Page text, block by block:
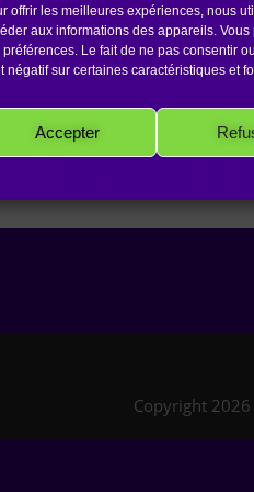
offrir les meilleures expériences, nous
aux informations des appareils.
préférences. Le fait de ne pas consentir
négatif sur certaines caractéristiques et
Accepter
les termes et les
Copyright